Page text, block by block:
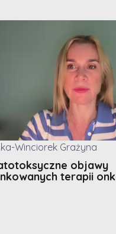
Winciorek Grażyna
objawy
terapii